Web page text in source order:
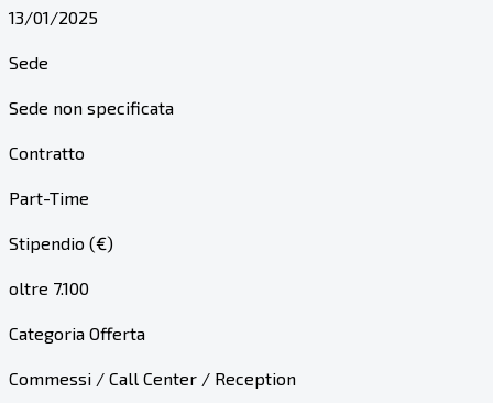
13/01/2025
Sede
Sede non specificata
Contratto
Part-Time
Stipendio (€)
oltre 7.100
Categoria Offerta
Commessi / Call Center / Reception